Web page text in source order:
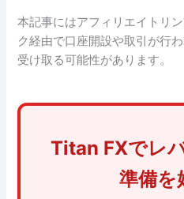
本記事にはアフィリエイトリ
ク経由で口座開設や取引が行
受け取る可能性があります。
Titan FXでレ
準備を